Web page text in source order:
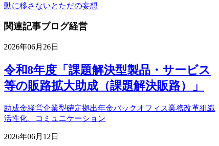
動に移さないとただの妄想
関連記事ブログ経営
2026年06月26日
令和8年度「課題解決型製品・サービス
等の販路拡大助成（課題解決販路）」
助成金経営企業型確定拠出年金バックオフィス業務改革組織
活性化、コミュニケーション
2026年06月12日